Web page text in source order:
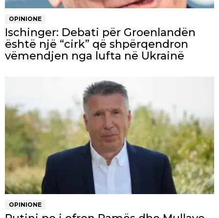
OPINIONE
Ischinger: Debati për Groenlandën
është një “cirk” që shpërqendron
vëmendjen nga lufta në Ukrainë
OPINIONE